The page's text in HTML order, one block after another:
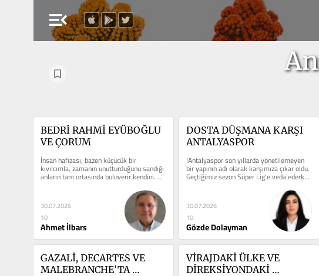
menu_open
BEDRİ RAHMİ EYÜBOĞLU
VE ÇORUM
İnsan hafızası, bazen küçücük bir
kıvılcımla, zamanın unutturduğunu sandığı
anların tam ortasında buluverir kendini.
30.07.2026
10
Ahmet İlbars
DOSTA DÜŞMANA KARŞI
ANTALYASPOR
!Antalyaspor son yıllarda yönetilemeyen
bir yapının adı olarak karşımıza çıkar oldu.
Geçtiğimiz sezon Süper Lig'e veda ederken
sorun...
30.07.2026
10
Gözde Dolayman
GAZALİ, DECARTES VE
MALEBRANCHE’TA
VİRAJDAKİ ÜLKE VE
DİREKSİYONDAKİ